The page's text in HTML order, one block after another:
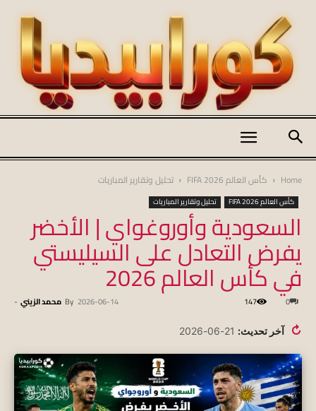
koraapedia
Home كأس العالم FIFA 2026 تحليل وتقارير المباريات
كأس العالم FIFA 2026 تحليل وتقارير المباريات
السعودية وأوروغواي | الأخضر
يفرض التعادل على السيليستي
في كأس العالم 2026
By محمد الزيني - 2026-06-14 0
147
↻ آخر تحديث: 21-06-2026